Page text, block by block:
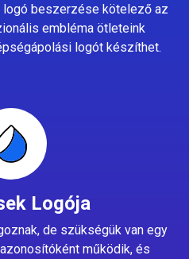
logó beszerzése kötelező az
embléma ötleteink
logót készíthet.
Logója
de szükségük van egy
működik, és